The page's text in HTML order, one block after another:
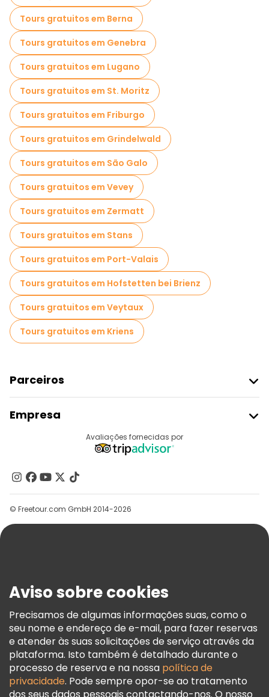
Tours gratuitos em Berna
Tours gratuitos em Genebra
Tours gratuitos em Lugano
Tours gratuitos em St. Moritz
Tours gratuitos em Friburgo
Tours gratuitos em Grindelwald
Tours gratuitos em São Galo
Tours gratuitos em Vevey
Tours gratuitos em Zermatt
Tours gratuitos em Stans
Tours gratuitos em Port-Valais
Tours gratuitos em Hofstetten bei Brienz
Tours gratuitos em Veytaux
Tours gratuitos em Kriens
Parceiros
Registo Do Fornecedor
Programa De Afiliados
Empresa
Contacte-Nos
Grupos
Ajuda
Termos E Informações Legais
Política De Cookies
Freetour Prémios
Programa De Fidelidade
Avaliações fornecidas por
© Freetour.com GmbH 2014-2026
Aviso sobre cookies
Precisamos de algumas informações suas, como o
seu nome e endereço de e-mail, para fazer reservas
e atender às suas solicitações de serviço através da
plataforma. Isto também é detalhado durante o
processo de reserva e na nossa política de
privacidade. Pode sempre opor-se ao tratamento